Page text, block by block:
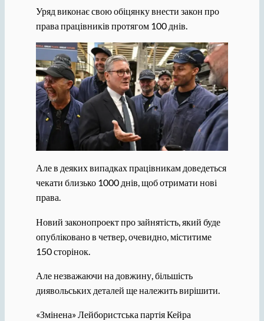
Уряд виконає свою обіцянку внести закон про
права працівників протягом 100 днів.
Але в деяких випадках працівникам доведеться
чекати близько 1000 днів, щоб отримати нові
права.
Новий законопроект про зайнятість, який буде
опубліковано в четвер, очевидно, міститиме
150 сторінок.
Але незважаючи на довжину, більшість
диявольських деталей ще належить вирішити.
«Змінена» Лейбористська партія Кейра